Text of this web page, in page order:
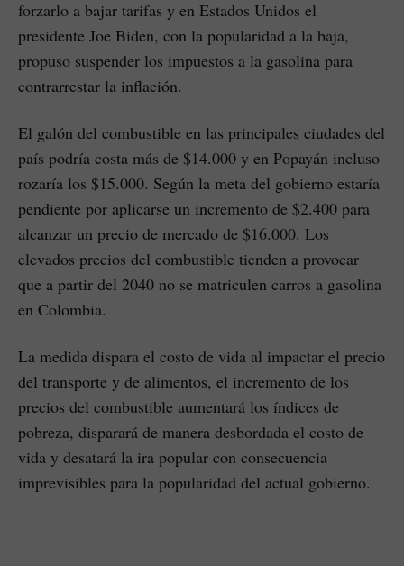
forzarlo a bajar tarifas y en Estados Unidos el
presidente Joe Biden, con la popularidad a la baja,
propuso suspender los impuestos a la gasolina para
contrarrestar la inflación.
El galón del combustible en las principales ciudades del
país podría costa más de $14.000 y en Popayán incluso
rozaría los $15.000. Según la meta del gobierno estaría
pendiente por aplicarse un incremento de $2.400 para
alcanzar un precio de mercado de $16.000. Los
elevados precios del combustible tienden a provocar
que a partir del 2040 no se matriculen carros a gasolina
en Colombia.
La medida dispara el costo de vida al impactar el precio
del transporte y de alimentos, el incremento de los
precios del combustible aumentará los índices de
pobreza, disparará de manera desbordada el costo de
vida y desatará la ira popular con consecuencia
imprevisibles para la popularidad del actual gobierno.